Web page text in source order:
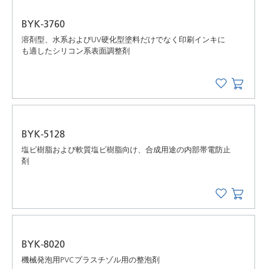
BYK-3760
溶剤型、水系およびUV硬化型塗料だけでなく印刷インキに
も適したシリコン系表面調整剤
BYK-5128
塩ビ樹脂および軟質塩ビ樹脂向け、合成用途の内部帯電防止
剤
BYK-8020
機械発泡用PVCプラスチゾル用の整泡剤